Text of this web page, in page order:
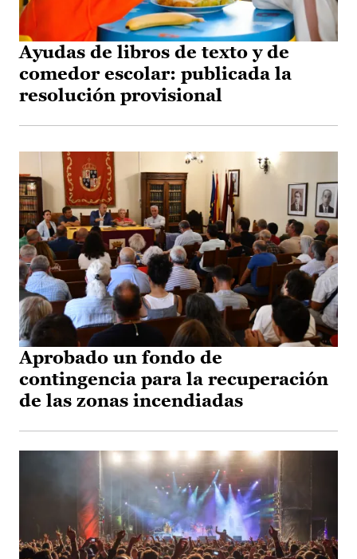
Ayudas de libros de texto y de
comedor escolar: publicada la
resolución provisional
Aprobado un fondo de
contingencia para la recuperación
de las zonas incendiadas